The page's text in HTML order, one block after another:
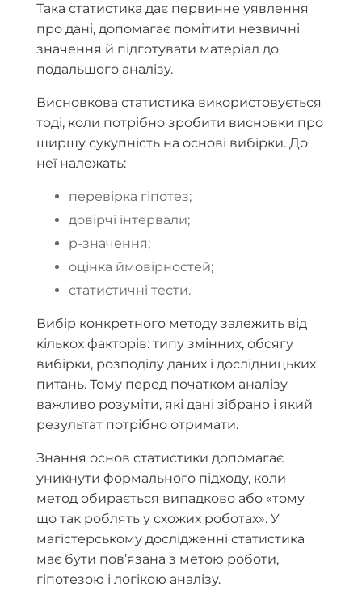
Така статистика дає первинне уявлення
про дані, допомагає помітити незвичні
значення й підготувати матеріал до
подальшого аналізу.
Висновкова статистика використовується
тоді, коли потрібно зробити висновки про
ширшу сукупність на основі вибірки. До
неї належать:
перевірка гіпотез;
довірчі інтервали;
p-значення;
оцінка ймовірностей;
статистичні тести.
Вибір конкретного методу залежить від
кількох факторів: типу змінних, обсягу
вибірки, розподілу даних і дослідницьких
питань. Тому перед початком аналізу
важливо розуміти, які дані зібрано і який
результат потрібно отримати.
Знання основ статистики допомагає
уникнути формального підходу, коли
метод обирається випадково або «тому
що так роблять у схожих роботах». У
магістерському дослідженні статистика
має бути пов’язана з метою роботи,
гіпотезою і логікою аналізу.